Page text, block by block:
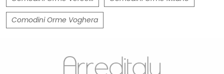
Comodini Orme Voghera